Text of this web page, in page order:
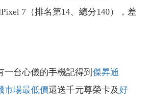
7（排名第14、總分140），差
台心儀的手機記得到 傑昇通
市場最低價還送千元尊榮卡及好